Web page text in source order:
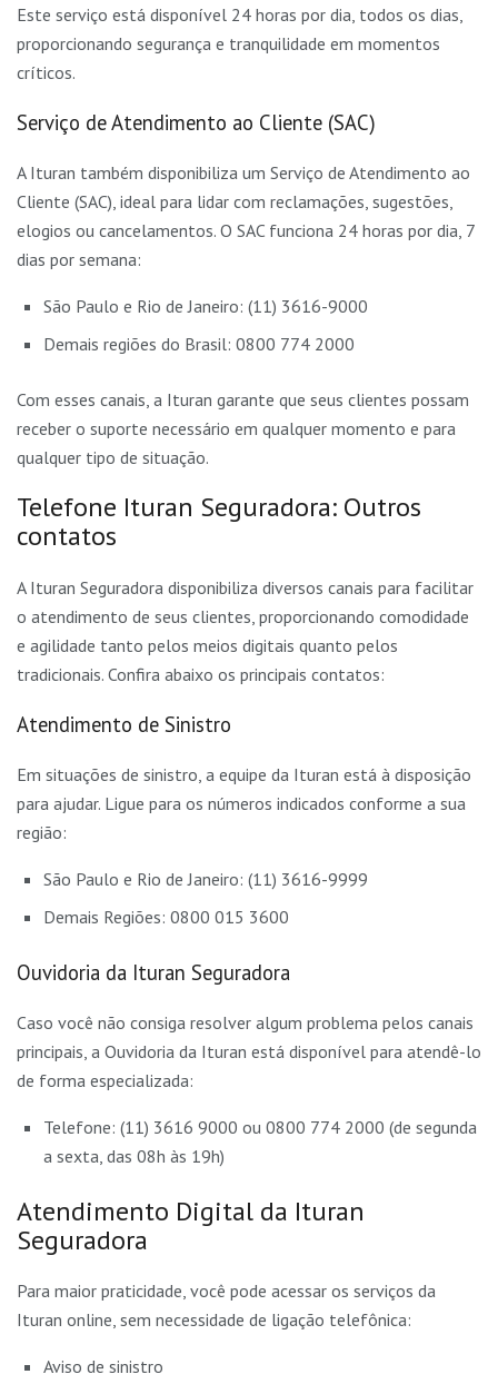
Este serviço está disponível 24 horas por dia, todos os dias,
proporcionando segurança e tranquilidade em momentos
críticos.
Serviço de Atendimento ao Cliente (SAC)
A Ituran também disponibiliza um Serviço de Atendimento ao
Cliente (SAC), ideal para lidar com reclamações, sugestões,
elogios ou cancelamentos. O SAC funciona 24 horas por dia, 7
dias por semana:
São Paulo e Rio de Janeiro: (11) 3616-9000
Demais regiões do Brasil: 0800 774 2000
Com esses canais, a Ituran garante que seus clientes possam
receber o suporte necessário em qualquer momento e para
qualquer tipo de situação.
Telefone Ituran Seguradora: Outros
contatos
A Ituran Seguradora disponibiliza diversos canais para facilitar
o atendimento de seus clientes, proporcionando comodidade
e agilidade tanto pelos meios digitais quanto pelos
tradicionais. Confira abaixo os principais contatos:
Atendimento de Sinistro
Em situações de sinistro, a equipe da Ituran está à disposição
para ajudar. Ligue para os números indicados conforme a sua
região:
São Paulo e Rio de Janeiro: (11) 3616-9999
Demais Regiões: 0800 015 3600
Ouvidoria da Ituran Seguradora
Caso você não consiga resolver algum problema pelos canais
principais, a Ouvidoria da Ituran está disponível para atendê-lo
de forma especializada:
Telefone: (11) 3616 9000 ou 0800 774 2000 (de segunda
a sexta, das 08h às 19h)
Atendimento Digital da Ituran
Seguradora
Para maior praticidade, você pode acessar os serviços da
Ituran online, sem necessidade de ligação telefônica:
Aviso de sinistro